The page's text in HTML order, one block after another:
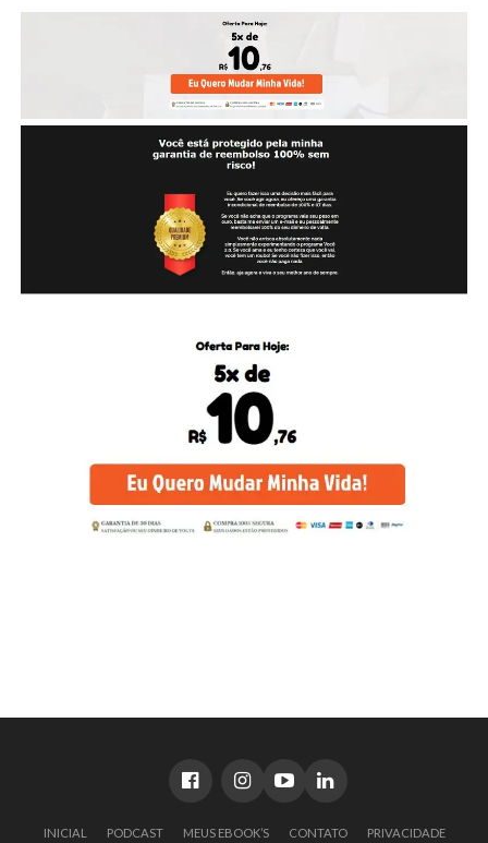
INICIAL PODCAST MEUS EBOOK’S CONTATO
PRIVACIDADE